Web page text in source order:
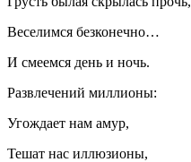
Веселимся безконечно…
И смеемся день и ночь.
Развлечений миллионы:
Угождает нам амур,
Тешат нас иллюзионы,